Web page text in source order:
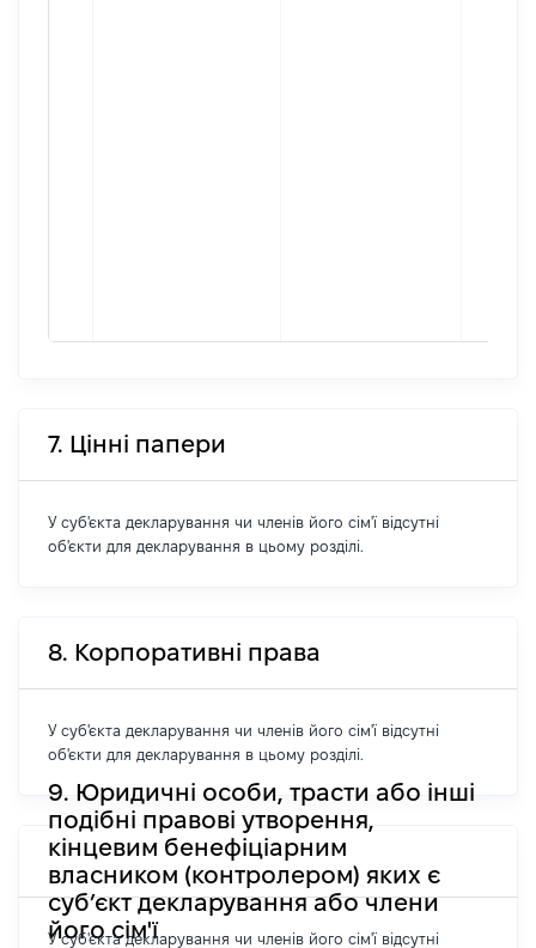
7. Цінні папери
У суб'єкта декларування чи членів його сім'ї відсутні
об'єкти для декларування в цьому розділі.
8. Корпоративні права
У суб'єкта декларування чи членів його сім'ї відсутні
об'єкти для декларування в цьому розділі.
9. Юридичні особи, трасти або інші
подібні правові утворення,
кінцевим бенефіціарним
власником (контролером) яких є
суб’єкт декларування або члени
його сім'ї
У суб'єкта декларування чи членів його сім'ї відсутні